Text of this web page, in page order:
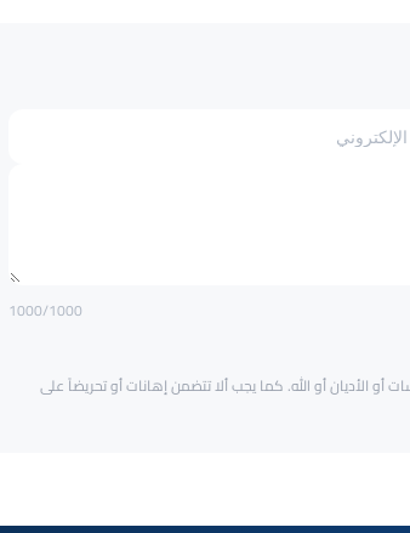
1000/1000
أو الأديان أو الله. كما يجب ألا تتضمن إهانات أو تحريضاً على